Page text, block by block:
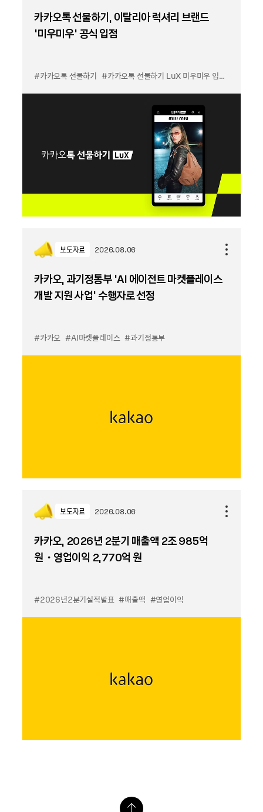
카카오톡 선물하기, 이탈리아 럭셔리 브랜드
'미우미우' 공식 입점
#카카오톡 선물하기 #카카오톡 선물하기 LuX 미우미우 입점
보도자료 2026.08.06
카카오, 과기정통부 ‘AI 에이전트 마켓플레이스
개발 지원 사업’ 수행자로 선정
#카카오 #AI마켓플레이스 #과기정통부
보도자료 2026.08.06
카카오, 2026년 2분기 매출액 2조 985억
원・영업이익 2,770억 원
#2026년2분기실적발표 #매출액 #영업이익